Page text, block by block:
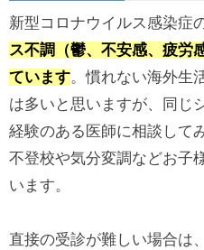
新型コロナウイルス感染症
ス不調（鬱、不安感、疲労
ています。慣れない海外生
は多いと思いますが、同じ
経験のある医師に相談して
不登校や気分変調などお子
います。
直接の受診が難しい場合は